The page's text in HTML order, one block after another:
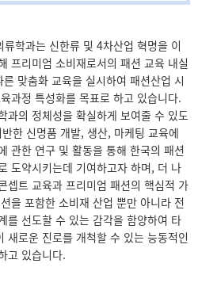
학과는 신한류 및 4차산업 혁명을 이
프리미엄 소비재로서의 패션 교육 내실
맞춤화 교육을 실시하여 패션산업 시
과정 특성화를 목표로 하고 있습니다.
과의 정체성을 확실하게 보여줄 수 있도
한 신명품 개발, 생산, 마케팅 교육에
관한 연구 및 활동을 통해 한국의 패션
도약시키는데 기여하고자 하며, 더 나
셉트 교육과 프리미엄 패션의 핵심적 가
을 포함한 소비재 산업 뿐만 아니라 전
를 선도할 수 있는 감각을 함양하여 타
새로운 진로를 개척할 수 있는 능동적인
고 있습니다.